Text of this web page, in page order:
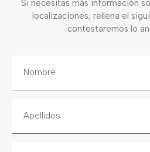
Si necesitas más información
localizaciones, rellena el
contestaremos lo